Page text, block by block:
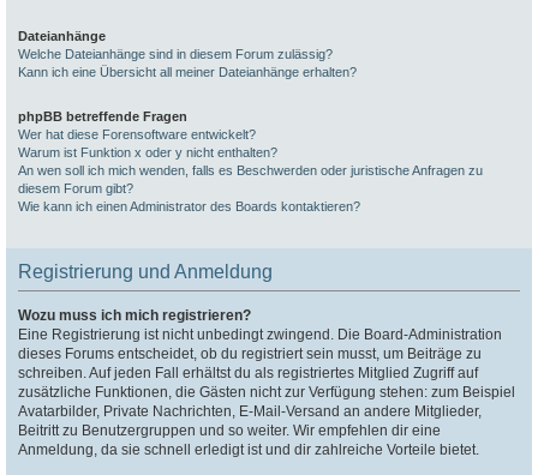
Dateianhänge
Welche Dateianhänge sind in diesem Forum zulässig?
Kann ich eine Übersicht all meiner Dateianhänge erhalten?
phpBB betreffende Fragen
Wer hat diese Forensoftware entwickelt?
Warum ist Funktion x oder y nicht enthalten?
An wen soll ich mich wenden, falls es Beschwerden oder juristische Anfragen zu
diesem Forum gibt?
Wie kann ich einen Administrator des Boards kontaktieren?
Registrierung und Anmeldung
Wozu muss ich mich registrieren?
Eine Registrierung ist nicht unbedingt zwingend. Die Board-Administration
dieses Forums entscheidet, ob du registriert sein musst, um Beiträge zu
schreiben. Auf jeden Fall erhältst du als registriertes Mitglied Zugriff auf
zusätzliche Funktionen, die Gästen nicht zur Verfügung stehen: zum Beispiel
Avatarbilder, Private Nachrichten, E-Mail-Versand an andere Mitglieder,
Beitritt zu Benutzergruppen und so weiter. Wir empfehlen dir eine
Anmeldung, da sie schnell erledigt ist und dir zahlreiche Vorteile bietet.